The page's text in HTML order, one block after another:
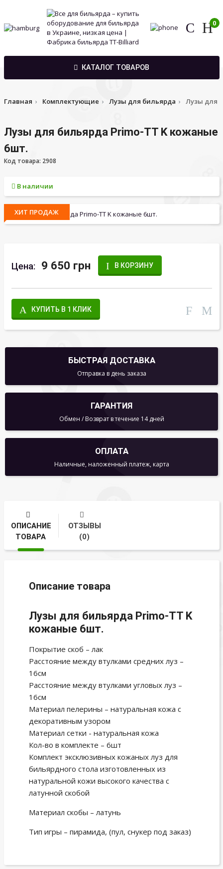
0
КАТАЛОГ ТОВАРОВ
Главная Комплектующие Лузы для бильярда Лузы для
Лузы для бильярда Primo-TT K кожаные
6шт.
Код товара: 2908
В наличии
ХИТ ПРОДАЖ
Цена: 9 650 грн В КОРЗИНУ
КУПИТЬ В 1 КЛИК
БЫСТРАЯ ДОСТАВКА
Отправка в день заказа
ГАРАНТИЯ
Обмен / Возврат в течение 14 дней
ОПЛАТА
Наличные, наложенный платеж, карта
ОПИСАНИЕ
ТОВАРА
ОТЗЫВЫ
(0)
Описание товара
Лузы для бильярда Primo-TT K
кожаные 6шт.
Покрытие скоб – лак
Расстояние между втулками средних луз –
16см
Расстояние между втулками угловых луз –
16см
Материал пелерины – натуральная кожа с
декоративным узором
Материал сетки - натуральная кожа
Кол-во в комплекте – 6шт
Комплект эксклюзивных кожаных луз для
бильярдного стола изготовленных из
натуральной кожи высокого качества с
латунной скобой
Материал скобы – латунь
Тип игры – пирамида, (пул, снукер под заказ)